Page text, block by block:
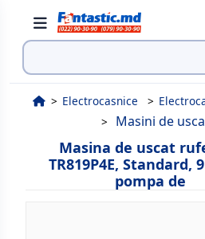
Cauta
Electrocasnice
Masini de
Masina de uscat
TR819P4E, Standard,
pompa de